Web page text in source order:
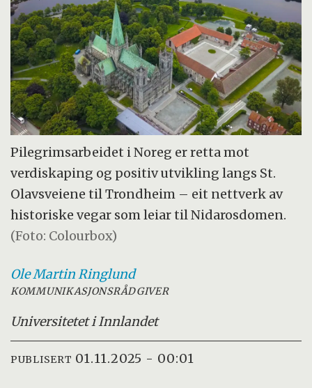
Pilegrimsarbeidet i Noreg er retta mot
verdiskaping og positiv utvikling langs St.
Olavsveiene til Trondheim – eit nettverk av
historiske vegar som leiar til Nidarosdomen.
(Foto: Colourbox)
Ole MartinRinglund
KOMMUNIKASJONSRÅDGIVER
Universitetet i Innlandet
PUBLISERT 01.11.2025 - 00:01